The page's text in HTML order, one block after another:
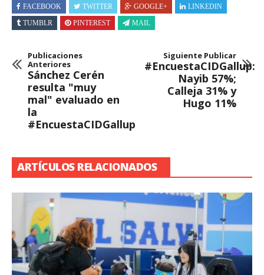
FACEBOOK TWITTER GOOGLE+
LINKEDIN
TUMBLR
PINTEREST MAIL
Publicaciones
Anteriores
Sánchez Cerén
resulta "muy
mal" evaluado en
la
#EncuestaCIDGallup
Siguiente Publicar
#EncuestaCIDGallup:
Nayib 57%;
Calleja 31% y
Hugo 11%
ARTÍCULOS RELACIONADOS